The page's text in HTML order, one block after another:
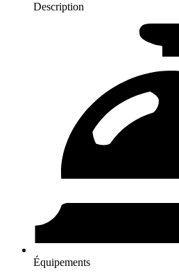
Description
Équipements